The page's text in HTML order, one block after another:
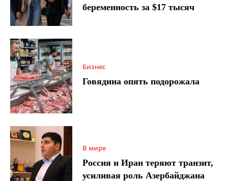
беременность за $17 тысяч
Бизнес
Говядина опять подорожала
В мире
Россия и Иран теряют транзит,
усиливая роль Азербайджана